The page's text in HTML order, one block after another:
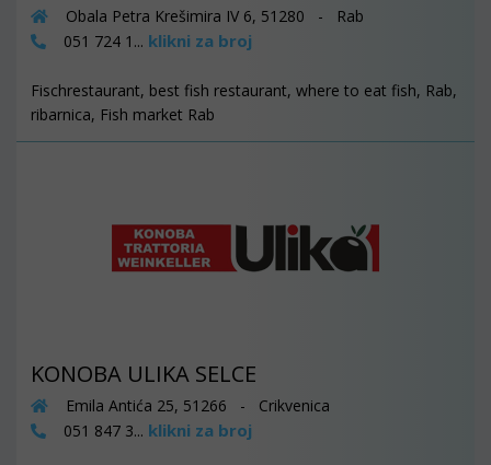
Obala Petra Krešimira IV 6, 51280 - Rab
051 724 1... klikni za broj
Fischrestaurant, best fish restaurant, where to eat fish, Rab,
ribarnica, Fish market Rab
KONOBA ULIKA SELCE
Emila Antića 25, 51266 - Crikvenica
051 847 3... klikni za broj